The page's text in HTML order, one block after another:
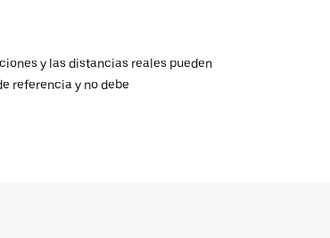
y las distancias reales pueden
referencia y no debe